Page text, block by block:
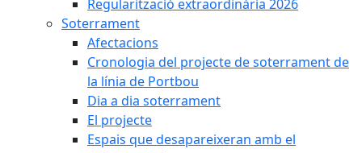
Regularització extraordinària 2026
Soterrament
Afectacions
Cronologia del projecte de soterrament de
la línia de Portbou
Dia a dia soterrament
El projecte
Espais que desapareixeran amb el